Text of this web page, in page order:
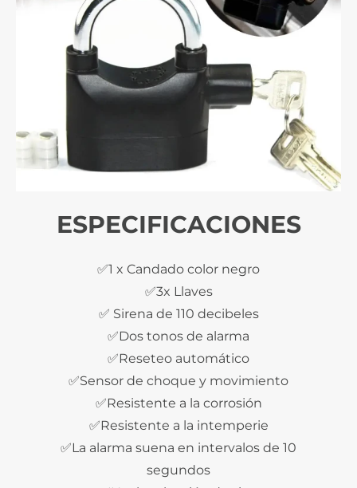
ESPECIFICACIONES
✅1 x Candado color negro
✅3x Llaves
✅ Sirena de 110 decibeles
✅Dos tonos de alarma
✅Reseteo automático
✅Sensor de choque y movimiento
✅Resistente a la corrosión
✅Resistente a la intemperie
✅La alarma suena en intervalos de 10
segundos